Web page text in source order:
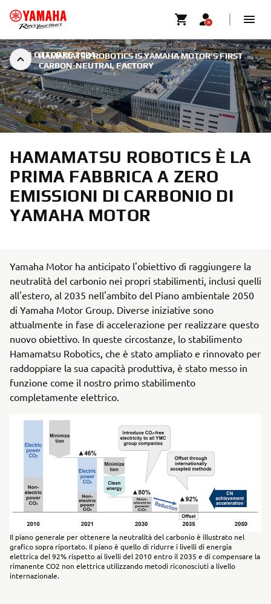
HAMAMATSU ROBOTICS IS YAMAHA MOTOR'S FIRST
CARBON-NEUTRAL FACTORY
24 OTTOBRE 2024
HAMAMATSU ROBOTICS È LA
PRIMA FABBRICA A ZERO
EMISSIONI DI CARBONIO DI
YAMAHA MOTOR
Yamaha Motor ha anticipato l'obiettivo di raggiungere la
neutralità del carbonio nei propri stabilimenti, inclusi quelli
all'estero, al 2035 nell'ambito del Piano ambientale 2050
di Yamaha Motor Group. Diverse iniziative sono
attualmente in fase di accelerazione per realizzare questo
nuovo obiettivo. In queste circostanze, lo stabilimento
Hamamatsu Robotics, che è stato ampliato e rinnovato per
raddoppiare la sua capacità produttiva, è stato messo in
funzione come il nostro primo stabilimento
completamente elettrico.
Il piano generale per ottenere la neutralità del carbonio è illustrato nel
grafico sopra riportato. Il piano è quello di ridurre i livelli di energia
elettrica del 92% rispetto ai livelli del 2010 entro il 2035 e di compensare la
rimanente CO2 non elettrica utilizzando metodi riconosciuti a livello
internazionale.